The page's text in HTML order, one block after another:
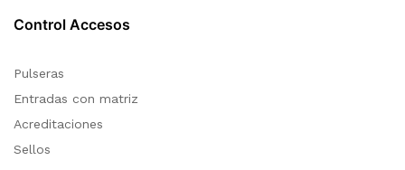
Control Accesos
Pulseras
Entradas con matriz
Acreditaciones
Sellos